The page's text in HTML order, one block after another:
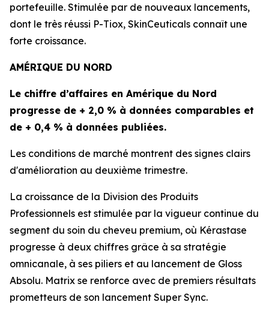
portefeuille. Stimulée par de nouveaux lancements,
dont le très réussi P-Tiox, SkinCeuticals connaît une
forte croissance.
AMÉRIQUE DU NORD
Le chiffre d’affaires en Amérique du Nord
progresse de + 2,0 % à données comparables et
de + 0,4 % à données publiées.
Les conditions de marché montrent des signes clairs
d'amélioration au deuxième trimestre.
La croissance de la Division des Produits
Professionnels est stimulée par la vigueur continue du
segment du soin du cheveu premium, où Kérastase
progresse à deux chiffres grâce à sa stratégie
omnicanale, à ses piliers et au lancement de Gloss
Absolu. Matrix se renforce avec de premiers résultats
prometteurs de son lancement Super Sync.